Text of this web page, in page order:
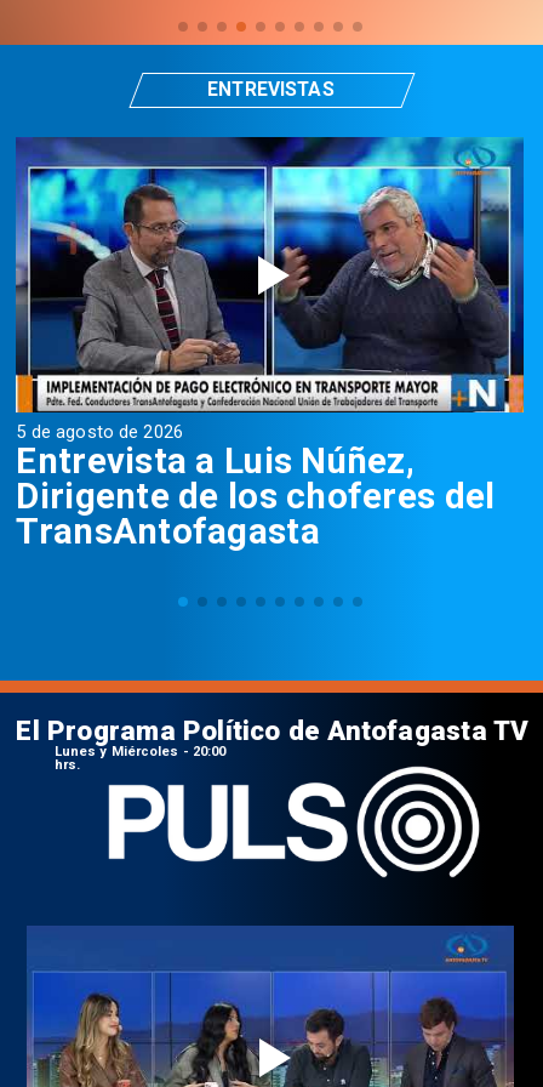
5 de agosto de 2026
Entrevista a Luis Núñez,
Dirigente de los choferes del
TransAntofagasta
ENTREVISTAS
El Programa Político de Antofagasta TV
Lunes y Miércoles - 20:00
hrs.